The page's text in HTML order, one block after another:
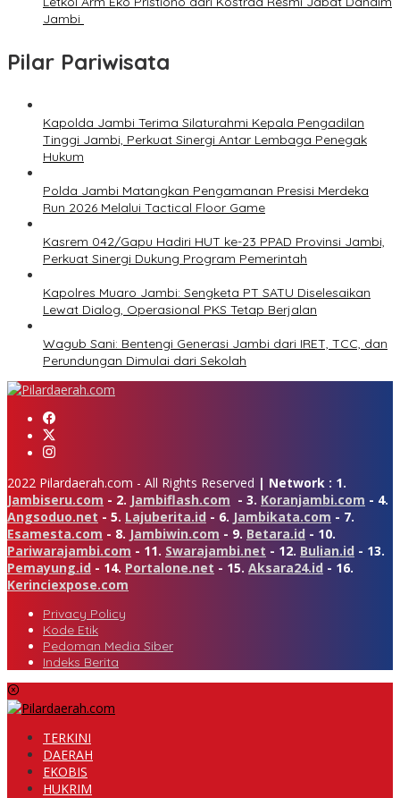
Jambi
Pilar Pariwisata
Kapolda Jambi Terima Silaturahmi Kepala Pengadilan
Tinggi Jambi, Perkuat Sinergi Antar Lembaga Penegak
Hukum
Polda Jambi Matangkan Pengamanan Presisi Merdeka
Run 2026 Melalui Tactical Floor Game
Kasrem 042/Gapu Hadiri HUT ke-23 PPAD Provinsi Jambi,
Perkuat Sinergi Dukung Program Pemerintah
Kapolres Muaro Jambi: Sengketa PT SATU Diselesaikan
Lewat Dialog, Operasional PKS Tetap Berjalan
Wagub Sani: Bentengi Generasi Jambi dari IRET, TCC, dan
Perundungan Dimulai dari Sekolah
2022 Pilardaerah.com - All Rights Reserved | Network : 1.
Jambiseru.com - 2. Jambiflash.com - 3. Koranjambi.com - 4.
Angsoduo.net - 5. Lajuberita.id - 6. Jambikata.com - 7.
Esamesta.com - 8. Jambiwin.com - 9. Betara.id - 10.
Pariwarajambi.com - 11. Swarajambi.net - 12. Bulian.id - 13.
Pemayung.id - 14. Portalone.net - 15. Aksara24.id - 16.
Kerinciexpose.com
Privacy Policy
Kode Etik
Pedoman Media Siber
Indeks Berita
TERKINI
DAERAH
EKOBIS
HUKRIM